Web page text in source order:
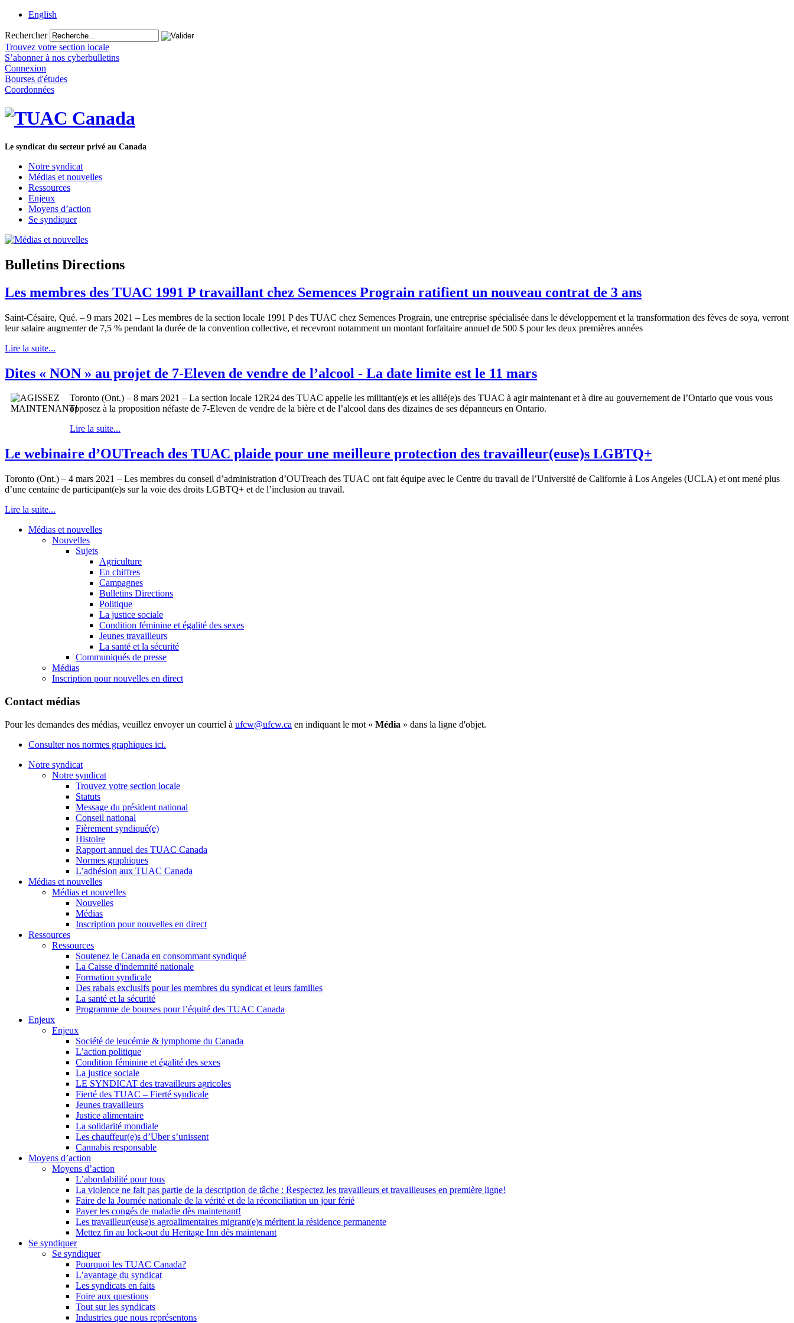
English
Rechercher
Trouvez votre section locale
S’abonner à nos cyberbulletins
Connexion
Bourses d'études
Coordonnées
Le syndicat du secteur privé au Canada
Notre syndicat
Médias et nouvelles
Ressources
Enjeux
Moyens d’action
Se syndiquer
Bulletins Directions
Les membres des TUAC 1991 P travaillant chez Semences Prograin ratifient un nouveau contrat de 3 ans
Saint-Césaire, Qué. – 9 mars 2021 – Les membres de la section locale 1991 P des TUAC chez Semences Prograin, une entreprise spécialisée dans le développement et la transformation des fèves de soya, verront
leur salaire augmenter de 7,5 % pendant la durée de la convention collective, et recevront notamment un montant forfaitaire annuel de 500 $ pour les deux premières années
Lire la suite...
Dites « NON » au projet de 7-Eleven de vendre de l’alcool - La date limite est le 11 mars
Toronto (Ont.) – 8 mars 2021 – La section locale 12R24 des TUAC appelle les militant(e)s et les allié(e)s des TUAC à agir maintenant et à dire au gouvernement de l’Ontario que vous vous
opposez à la proposition néfaste de 7-Eleven de vendre de la bière et de l’alcool dans des dizaines de ses dépanneurs en Ontario.
Lire la suite...
Le webinaire d’OUTreach des TUAC plaide pour une meilleure protection des travailleur(euse)s LGBTQ+
Toronto (Ont.) – 4 mars 2021 – Les membres du conseil d’administration d’OUTreach des TUAC ont fait équipe avec le Centre du travail de l’Université de Californie à Los Angeles (UCLA) et ont mené plus
d’une centaine de participant(e)s sur la voie des droits LGBTQ+ et de l’inclusion au travail.
Lire la suite...
Médias et nouvelles
Nouvelles
Sujets
Agriculture
En chiffres
Campagnes
Bulletins Directions
Politique
La justice sociale
Condition féminine et égalité des sexes
Jeunes travailleurs
La santé et la sécurité
Communiqués de presse
Médias
Inscription pour nouvelles en direct
Contact médias
Pour les demandes des médias, veuillez envoyer un courriel à ufcw@ufcw.ca en indiquant le mot « Média » dans la ligne d'objet.
Consulter nos normes graphiques ici.
Notre syndicat
Notre syndicat
Trouvez votre section locale
Statuts
Message du président national
Conseil national
Fièrement syndiqué(e)
Histoire
Rapport annuel des TUAC Canada
Normes graphiques
L’adhésion aux TUAC Canada
Médias et nouvelles
Médias et nouvelles
Nouvelles
Médias
Inscription pour nouvelles en direct
Ressources
Ressources
Soutenez le Canada en consommant syndiqué
La Caisse d'indemnité nationale
Formation syndicale
Des rabais exclusifs pour les membres du syndicat et leurs families
La santé et la sécurité
Programme de bourses pour l’équité des TUAC Canada
Enjeux
Enjeux
Société de leucémie & lymphome du Canada
L’action politique
Condition féminine et égalité des sexes
La justice sociale
LE SYNDICAT des travailleurs agricoles
Fierté des TUAC – Fierté syndicale
Jeunes travailleurs
Justice alimentaire
La solidarité mondiale
Les chauffeur(e)s d’Uber s’unissent
Cannabis responsable
Moyens d’action
Moyens d’action
L’abordabilité pour tous
La violence ne fait pas partie de la description de tâche : Respectez les travailleurs et travailleuses en première ligne!
Faire de la Journée nationale de la vérité et de la réconciliation un jour férié
Payer les congés de maladie dès maintenant!
Les travailleur(euse)s agroalimentaires migrant(e)s méritent la résidence permanente
Mettez fin au lock-out du Heritage Inn dès maintenant
Se syndiquer
Se syndiquer
Pourquoi les TUAC Canada?
L’avantage du syndicat
Les syndicats en faits
Foire aux questions
Tout sur les syndicats
Industries que nous représentons